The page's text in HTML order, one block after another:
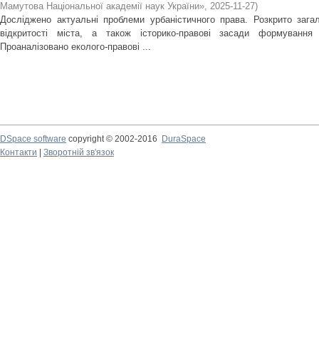
Мамутова Національної академії наук України», 2025-11-27)
Досліджено актуальні проблеми урбаністичного права. Розкрито
відкритості міста, а також історико-правові засади формування
Проаналізовано еколого-правові ...
DSpace software copyright © 2002-2016
DuraSpace
Контакти
Зворотній зв'язок